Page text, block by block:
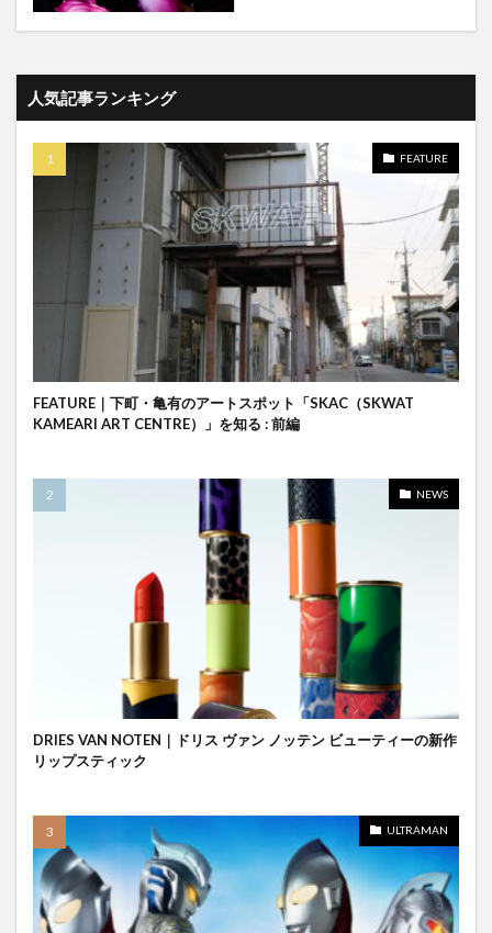
人気記事ランキング
FEATURE
FEATURE｜下町・亀有のアートスポット「SKAC（SKWAT
KAMEARI ART CENTRE）」を知る : 前編
NEWS
DRIES VAN NOTEN｜ドリス ヴァン ノッテン ビューティーの新作
リップスティック
ULTRAMAN